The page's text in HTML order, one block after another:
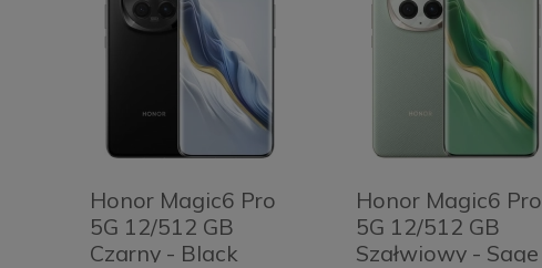
Honor Magic6 Pro
5G 12/512 GB
Czarny - Black
Honor Magic6 Pro
5G 12/512 GB
Szałwiowy - Sage